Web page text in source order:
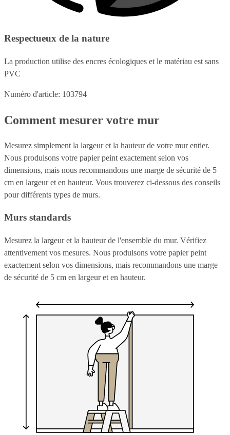
Respectueux de la nature
La production utilise des encres écologiques et le matériau est sans
PVC
Numéro d'article: 103794
Comment mesurer votre mur
Mesurez simplement la largeur et la hauteur de votre mur entier.
Nous produisons votre papier peint exactement selon vos
dimensions, mais nous recommandons une marge de sécurité de 5
cm en largeur et en hauteur. Vous trouverez ci-dessous des conseils
pour différents types de murs.
Murs standards
Mesurez la largeur et la hauteur de l'ensemble du mur. Vérifiez
attentivement vos mesures. Nous produisons votre papier peint
exactement selon vos dimensions, mais recommandons une marge
de sécurité de 5 cm en largeur et en hauteur.